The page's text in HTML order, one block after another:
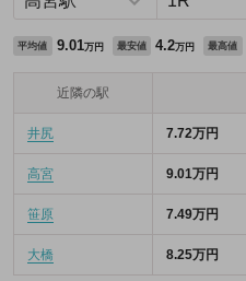
平均値 9.01万円 最安値 4.2万円 最高値
近隣の駅
井尻 7.72万円
高宮 9.01万円
笹原 7.49万円
大橋 8.25万円